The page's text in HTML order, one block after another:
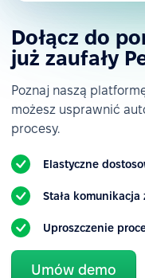
Dołącz do
już zaufały
Poznaj naszą
możesz usprawnić
procesy.
Elastyczne
Stała komunikacja
Uproszczenie
Umów demo